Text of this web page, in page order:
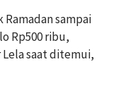
Ramadan sampai
Rp500 ribu,
Lela saat ditemui,